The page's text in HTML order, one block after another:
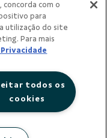
concorda com o
para
utilização do site
Para mais
Privacidade
todos os
cookies